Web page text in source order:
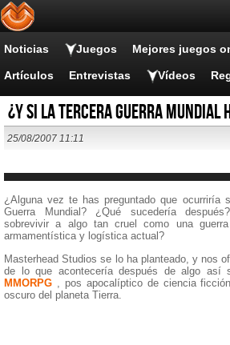
Noticias Juegos Mejores juegos
Artículos Entrevistas Vídeos
¿Y si la Tercera Guerra Mundial
25/08/2007 11:11
¿Alguna vez te has preguntado que ocurriría
Guerra Mundial? ¿Qué sucedería
sobrevivir a algo tan cruel como una
armamentística y logística actual?
Masterhead Studios se lo ha planteado, y nos
de lo que acontecería después de algo así
MMORPG , pos apocalíptico de ciencia
oscuro del planeta Tierra.